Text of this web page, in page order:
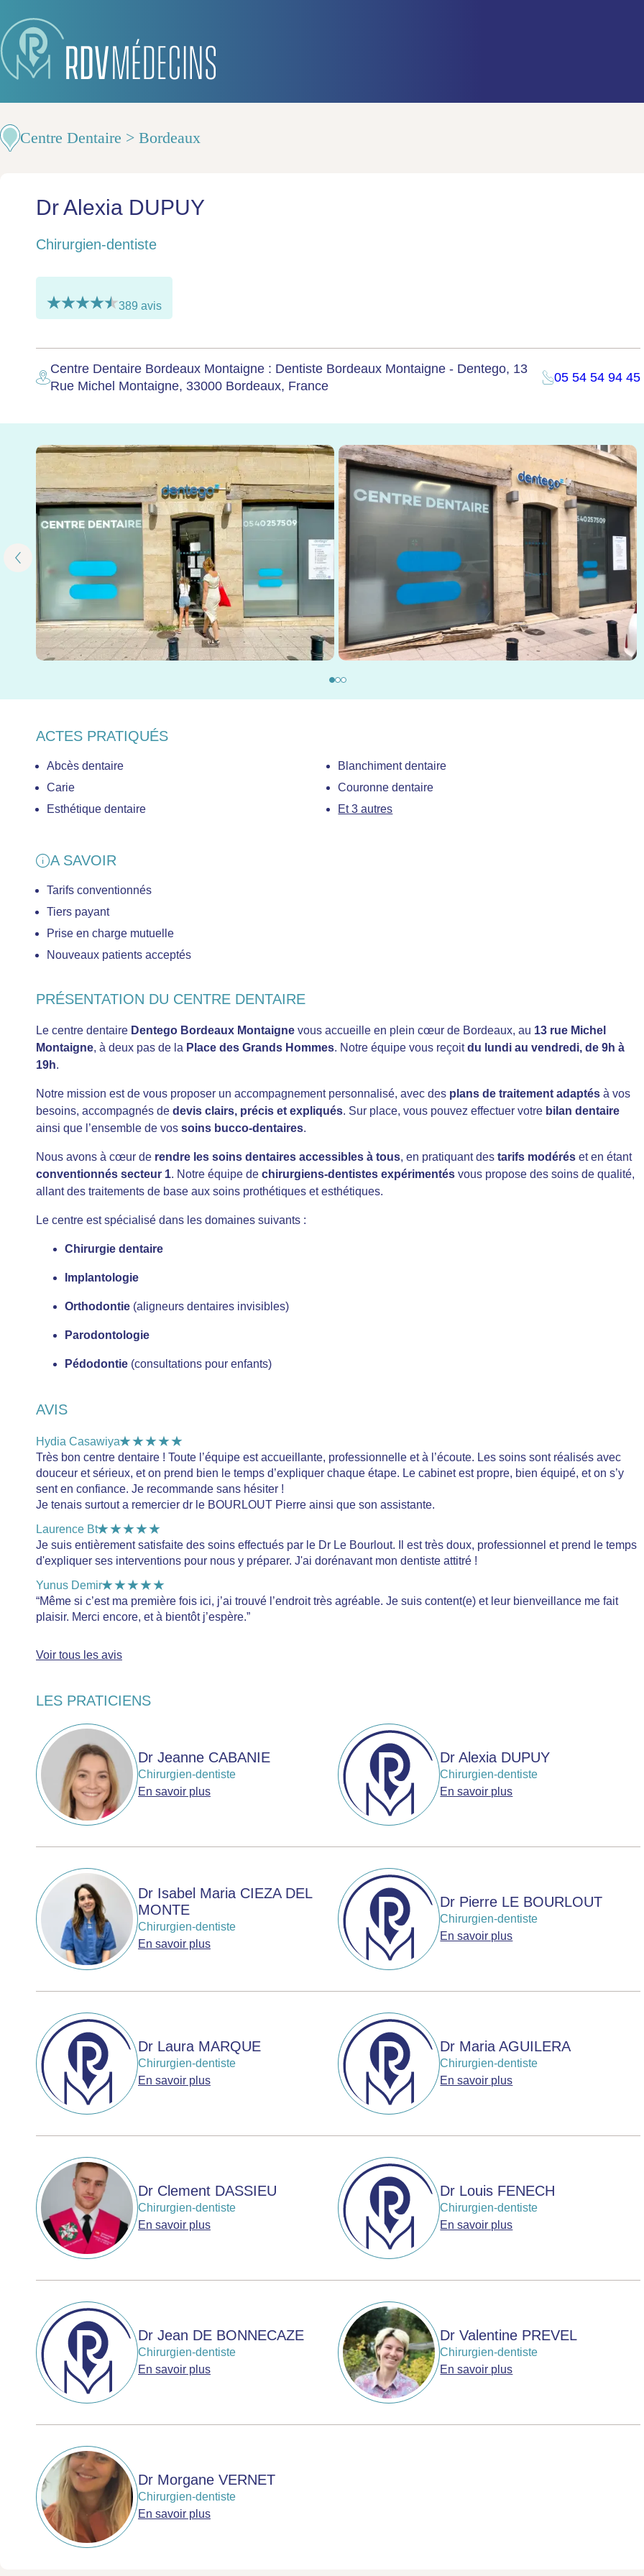
Centre Dentaire > Bordeaux
Dr Alexia DUPUY
Chirurgien-dentiste
389 avis
Centre Dentaire Bordeaux Montaigne : Dentiste Bordeaux Montaigne - Dentego, 13
Rue Michel Montaigne, 33000 Bordeaux, France
05 54 54 94 45
ACTES PRATIQUÉS
Abcès dentaire
Blanchiment dentaire
Carie
Couronne dentaire
Esthétique dentaire
Et 3 autres
A SAVOIR
Tarifs conventionnés
Tiers payant
Prise en charge mutuelle
Nouveaux patients acceptés
PRÉSENTATION DU CENTRE DENTAIRE
Le centre dentaire Dentego Bordeaux Montaigne vous accueille en plein cœur de Bordeaux, au 13 rue Michel
Montaigne, à deux pas de la Place des Grands Hommes. Notre équipe vous reçoitdu lundi au vendredi, de 9h à
19h.
Notre mission est de vous proposer un accompagnement personnalisé, avec des plans de traitement adaptés à vos
besoins, accompagnés de devis clairs, précis et expliqués. Sur place, vous pouvez effectuer votre bilan dentaire
ainsi que l’ensemble de vos soins bucco-dentaires.
Nous avons à cœur de rendre les soins dentaires accessibles à tous, en pratiquant des tarifs modérés et en étant
conventionnés secteur 1. Notre équipe de chirurgiens-dentistes expérimentés vous propose des soins de qualité,
allant des traitements de base aux soins prothétiques et esthétiques.
Le centre est spécialisé dans les domaines suivants :
Chirurgie dentaire
Implantologie
Orthodontie (aligneurs dentaires invisibles)
Parodontologie
Pédodontie (consultations pour enfants)
AVIS
Hydia Casawiya★★★★★
Très bon centre dentaire ! Toute l’équipe est accueillante, professionnelle et à l’écoute. Les soins sont réalisés avec
douceur et sérieux, et on prend bien le temps d’expliquer chaque étape. Le cabinet est propre, bien équipé, et on s’y
sent en confiance. Je recommande sans hésiter !
Je tenais surtout a remercier dr le BOURLOUT Pierre ainsi que son assistante.
Laurence Bt★★★★★
Je suis entièrement satisfaite des soins effectués par le Dr Le Bourlout. Il est très doux, professionnel et prend le temps
d'expliquer ses interventions pour nous y préparer. J'ai dorénavant mon dentiste attitré !
Yunus Demir★★★★★
“Même si c’est ma première fois ici, j’ai trouvé l’endroit très agréable. Je suis content(e) et leur bienveillance me fait
plaisir. Merci encore, et à bientôt j’espère.”
Voir tous les avis
LES PRATICIENS
Dr Jeanne CABANIE
Chirurgien-dentiste
En savoir plus
Dr Alexia DUPUY
Chirurgien-dentiste
En savoir plus
Dr Isabel Maria CIEZA DEL
MONTE
Chirurgien-dentiste
En savoir plus
Dr Pierre LE BOURLOUT
Chirurgien-dentiste
En savoir plus
Dr Laura MARQUE
Chirurgien-dentiste
En savoir plus
Dr Maria AGUILERA
Chirurgien-dentiste
En savoir plus
Dr Clement DASSIEU
Chirurgien-dentiste
En savoir plus
Dr Louis FENECH
Chirurgien-dentiste
En savoir plus
Dr Jean DE BONNECAZE
Chirurgien-dentiste
En savoir plus
Dr Valentine PREVEL
Chirurgien-dentiste
En savoir plus
Dr Morgane VERNET
Chirurgien-dentiste
En savoir plus